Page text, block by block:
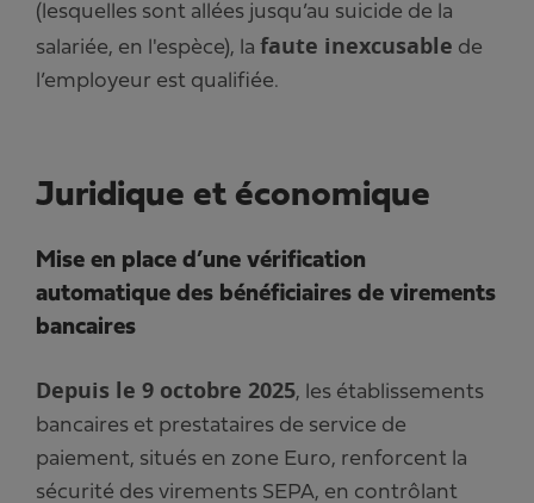
(lesquelles sont allées jusqu’au suicide de la
salariée, en l'espèce), la faute inexcusable de
l’employeur est qualifiée.
Juridique et économique
Mise en place d’une vérification
automatique des bénéficiaires de virements
bancaires
Depuis le 9 octobre 2025, les établissements
bancaires et prestataires de service de
paiement, situés en zone Euro, renforcent la
sécurité des virements SEPA, en contrôlant